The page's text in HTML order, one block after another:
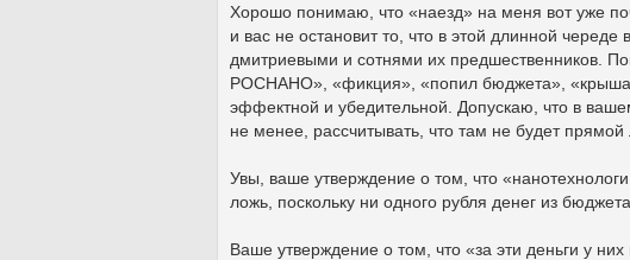
Хорошо понимаю, что «наезд» на меня вот уже
и вас не остановит то, что в этой длинной
дмитриевыми и сотнями их предшественников.
РОСНАНО», «фикция», «попил бюджета», «крыша
эффектной и убедительной. Допускаю, что в
не менее, рассчитывать, что там не будет прямой
Увы, ваше утверждение о том, что
ложь, поскольку ни одного рубля денег из
Ваше утверждение о том, что «за эти деньги у